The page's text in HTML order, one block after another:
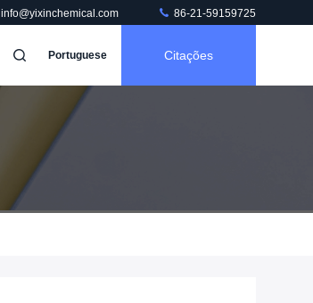
info@yixinchemical.com 86-21-59159725
Portuguese Citações